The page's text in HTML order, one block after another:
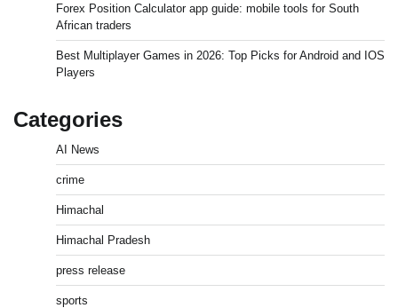
Forex Position Calculator app guide: mobile tools for South
African traders
Best Multiplayer Games in 2026: Top Picks for Android and IOS
Players
Categories
AI News
crime
Himachal
Himachal Pradesh
press release
sports